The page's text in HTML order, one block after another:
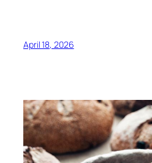
April 18, 2026